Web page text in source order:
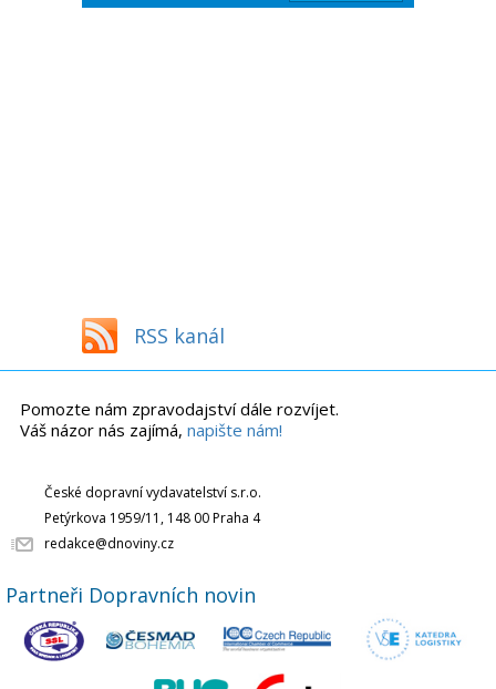
RSS kanál
Pomozte nám zpravodajství dále rozvíjet.
Váš názor nás zajímá, napište nám!
České dopravní vydavatelství s.r.o.
Petýrkova 1959/11, 148 00 Praha 4
redakce@dnoviny.cz
Partneři Dopravních novin